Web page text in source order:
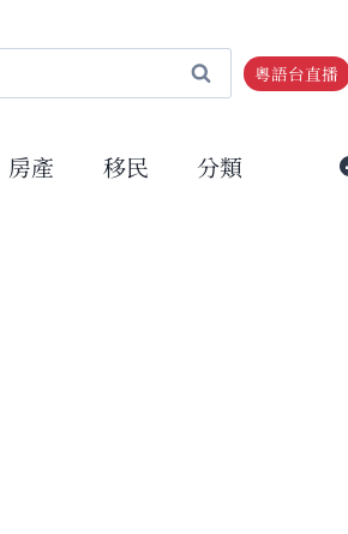
粵語台直播
房產 移民 分類